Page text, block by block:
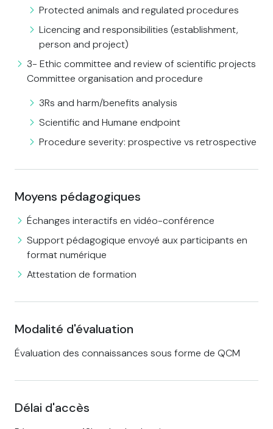
Protected animals and regulated procedures
Licencing and responsibilities (establishment,
person and project)
3- Ethic committee and review of scientific projects
Committee organisation and procedure
3Rs and harm/benefits analysis
Scientific and Humane endpoint
Procedure severity: prospective vs retrospective
Moyens pédagogiques
Échanges interactifs en vidéo-conférence
Support pédagogique envoyé aux participants en
format numérique
Attestation de formation
Modalité d'évaluation
Évaluation des connaissances sous forme de QCM
Délai d'accès